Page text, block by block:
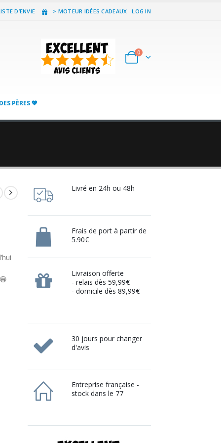
D’ENVIE > MOTEUR IDÉES CADEAUX LOG IN
0
PÈRES 💖
Livré en 24h ou 48h
Frais de port à partir de
5.90€
Livraison offerte
- relais dès 59,99€
- domicile dès 89,99€
30 jours pour changer
d'avis
Entreprise française -
stock dans le 77